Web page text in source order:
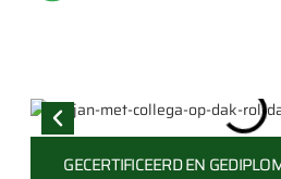
GECERTIFICEERD EN